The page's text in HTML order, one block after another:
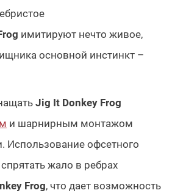
имитируют нечто живое,
основной инстинкт –
Jig It Donkey Frog
и шарнирным монтажом
Использование офсетного
жало в ребрах
Frog, что дает возможность